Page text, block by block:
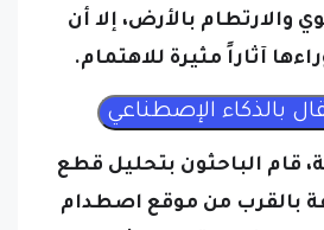
آثاراً مثيرة للاهتمام.
قام الباحثون بتحليل قطع
بالقرب من موقع اصطدام
نيزك عمره 5000 عام في الإقليم الشمالي